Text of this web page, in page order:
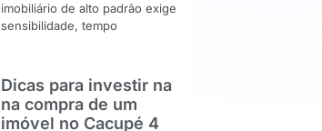
imobiliário de alto padrão exige
sensibilidade, tempo
Dicas para investir na
na compra de um
imóvel no Cacupé 4